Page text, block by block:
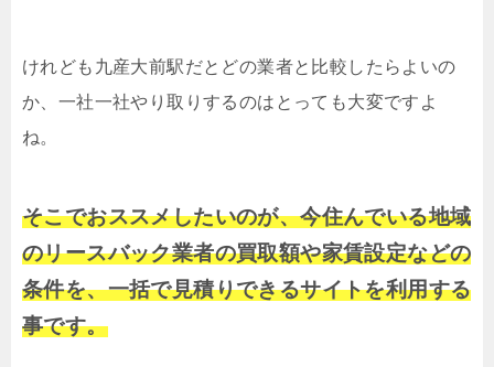
けれども九産大前駅だとどの業者と比較したらよいの
か、一社一社やり取りするのはとっても大変ですよ
ね。
そこでおススメしたいのが、今住んでいる地域
のリースバック業者の買取額や家賃設定などの
条件を、一括で見積りできるサイトを利用する
事です。